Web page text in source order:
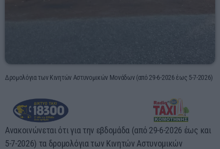
Δρομολόγια των Κινητών Αστυνομικών Μονάδων (από 29-6-2026 έως 5-7-2026)
Ανακοινώνεται ότι για την εβδομάδα (από 29-6-2026 έως και
5-7-2026) τα δρομολόγια των Κινητών Αστυνομικών